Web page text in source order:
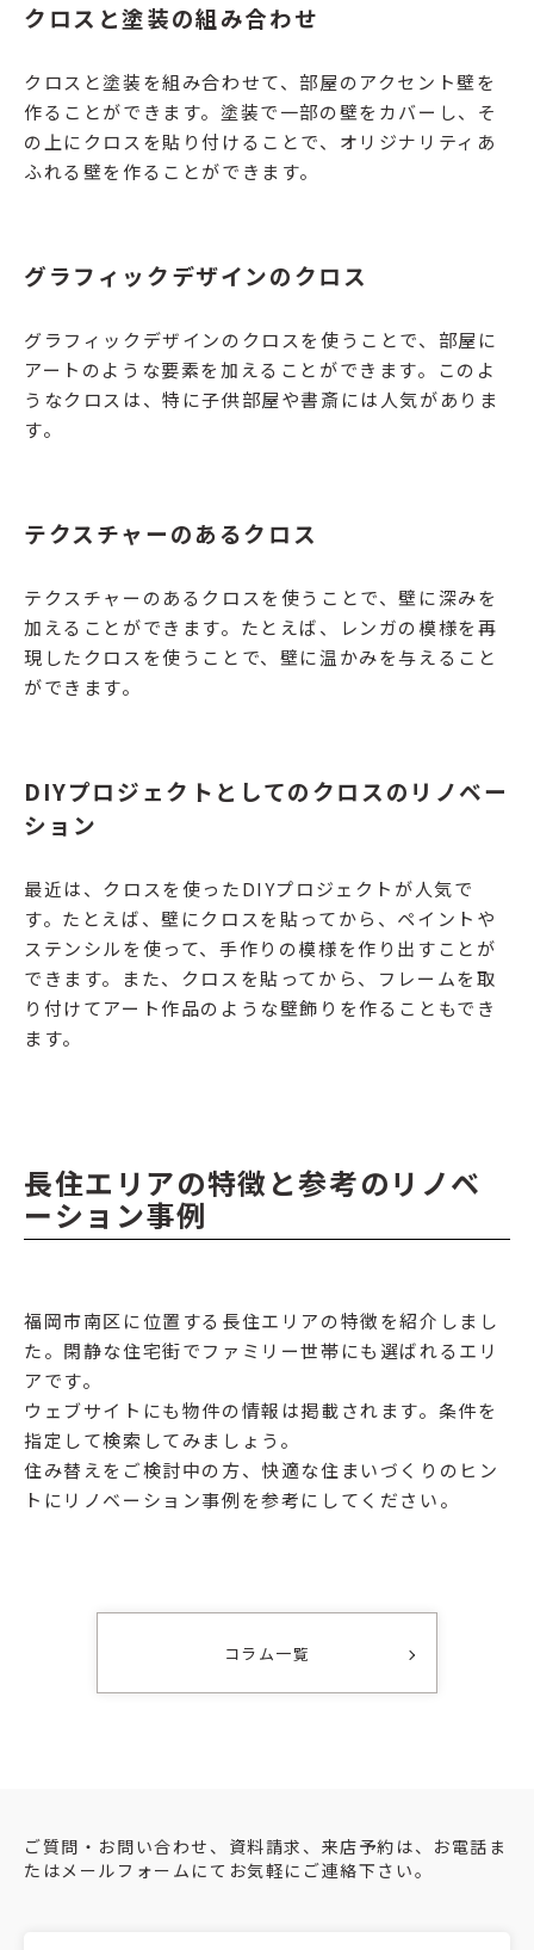
クロスと塗装の組み合わせ
クロスと塗装を組み合わせて、部屋のアクセント壁を
作ることができます。塗装で一部の壁をカバーし、そ
の上にクロスを貼り付けることで、オリジナリティあ
ふれる壁を作ることができます。
グラフィックデザインのクロス
グラフィックデザインのクロスを使うことで、部屋に
アートのような要素を加えることができます。このよ
うなクロスは、特に子供部屋や書斎には人気がありま
す。
テクスチャーのあるクロス
テクスチャーのあるクロスを使うことで、壁に深みを
加えることができます。たとえば、レンガの模様を再
現したクロスを使うことで、壁に温かみを与えること
ができます。
DIYプロジェクトとしてのクロスのリノベー
ション
最近は、クロスを使ったDIYプロジェクトが人気で
す。たとえば、壁にクロスを貼ってから、ペイントや
ステンシルを使って、手作りの模様を作り出すことが
できます。また、クロスを貼ってから、フレームを取
り付けてアート作品のような壁飾りを作ることもでき
ます。
長住エリアの特徴と参考のリノベ
ーション事例
福岡市南区に位置する長住エリアの特徴を紹介しまし
た。閑静な住宅街でファミリー世帯にも選ばれるエリ
アです。
ウェブサイトにも物件の情報は掲載されます。条件を
指定して検索してみましょう。
住み替えをご検討中の方、快適な住まいづくりのヒン
トにリノベーション事例を参考にしてください。
コラム一覧
ご質問・お問い合わせ、資料請求、来店予約は、お電話ま
たはメールフォームにてお気軽にご連絡下さい。